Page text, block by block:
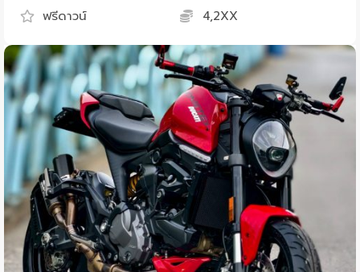
ฟรีดาวน์
4,2XX